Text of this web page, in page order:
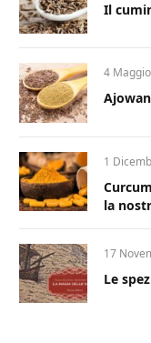
Il
4
Ajowan
1
la
17
Le